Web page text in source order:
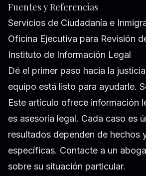
Fuentes y Referencias
Servicios de Ciudadanía e
Oficina Ejecutiva para Revisión
Instituto de Información Legal
Dé el primer paso hacia la
equipo está listo para ayudarle.
Este artículo ofrece información
es asesoría legal. Cada caso es
resultados dependen de hechos
específicas. Contacte a un
sobre su situación particular.